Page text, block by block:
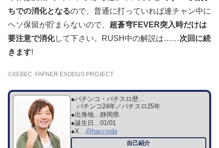
ちでの消化となるので、普通に打っていれば連チャン中に
ヘソ保留が貯まらないので、 超蒼穹FEVER突入時だけは
要注意で消化して下さい。RUSH中の解説は……次回に続
きます!
©XEBEC･FAFNER EXODUS PROJECT
●パチンコ・パチスロ歴…
パチンコ24年／パチスロ25年
●出身地… 静岡県
●誕生日… 01/01
●X… @haccyobi